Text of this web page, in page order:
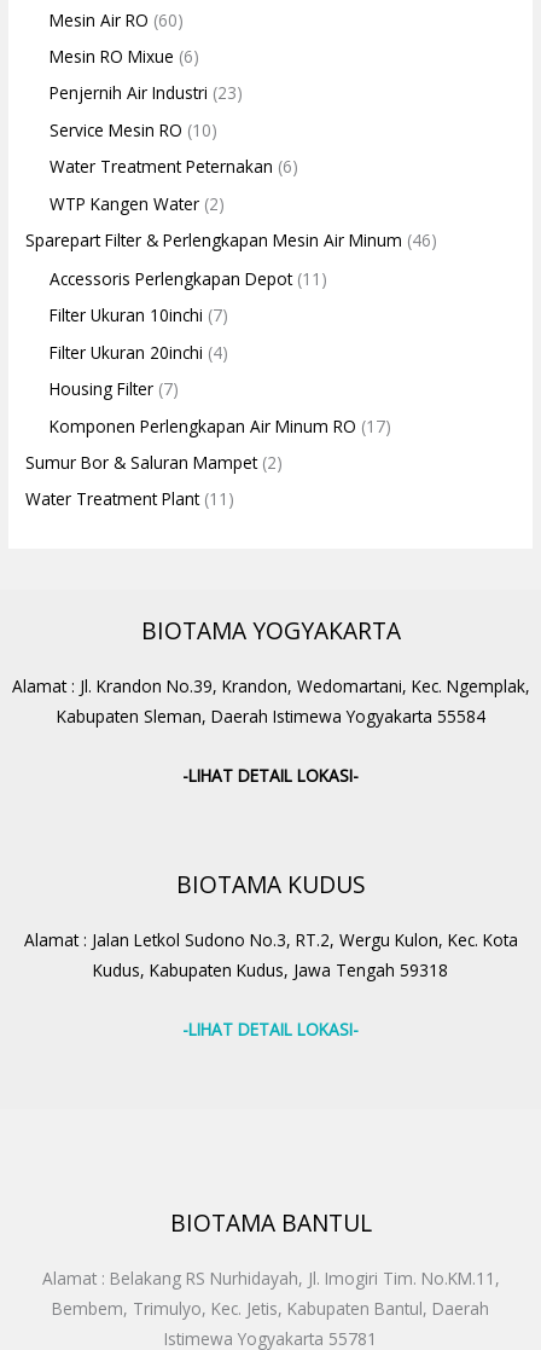
Mesin Air RO (60)
Mesin RO Mixue (6)
Penjernih Air Industri (23)
Service Mesin RO (10)
Water Treatment Peternakan (6)
WTP Kangen Water (2)
Sparepart Filter & Perlengkapan Mesin Air Minum (46)
Accessoris Perlengkapan Depot(11)
Filter Ukuran 10inchi (7)
Filter Ukuran 20inchi (4)
Housing Filter (7)
Komponen Perlengkapan Air Minum RO (17)
Sumur Bor & Saluran Mampet(2)
Water Treatment Plant(11)
BIOTAMA YOGYAKARTA
Alamat : Jl. Krandon No.39, Krandon, Wedomartani, Kec. Ngemplak,
Kabupaten Sleman, Daerah Istimewa Yogyakarta 55584
-LIHAT DETAIL LOKASI-
BIOTAMA KUDUS
Alamat : Jalan Letkol Sudono No.3, RT.2, Wergu Kulon, Kec. Kota
Kudus, Kabupaten Kudus, Jawa Tengah 59318
-LIHAT DETAIL LOKASI-
BIOTAMA BANTUL
Alamat : Belakang RS Nurhidayah, Jl. Imogiri Tim. No.KM.11,
Bembem, Trimulyo, Kec. Jetis, Kabupaten Bantul, Daerah
Istimewa Yogyakarta 55781